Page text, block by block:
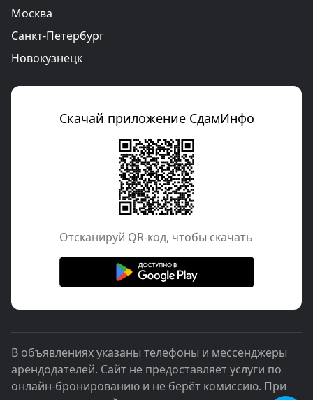
Москва
Санкт-Петербург
Новокузнецк
Скачай приложение СдамИнфо
Отcканируй QR-код, чтобы скачать
В объявлениях указаны телефоны и мессенджеры
арендодателей. Сайт не предоставляет услуги по
онлайн-бронированию и не берёт комиссию. При